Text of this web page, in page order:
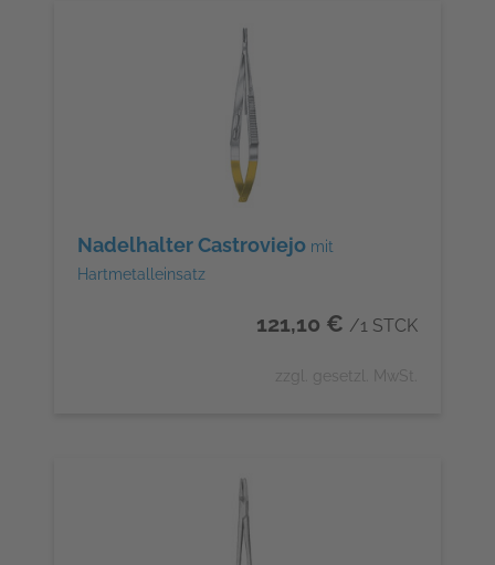
Nadelhalter Castroviejo mit
Hartmetalleinsatz
121,10 € /1 STCK
zzgl. gesetzl. MwSt.